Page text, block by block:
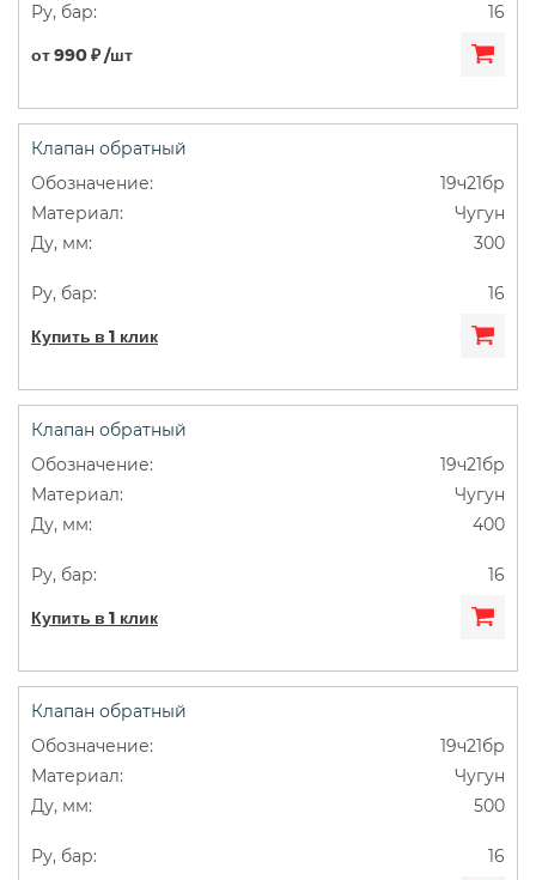
16
от 990 ₽ /шт
Клапан обратный
19ч21бр
Чугун
300
16
Купить в 1 клик
Клапан обратный
19ч21бр
Чугун
400
16
Купить в 1 клик
Клапан обратный
19ч21бр
Чугун
500
16